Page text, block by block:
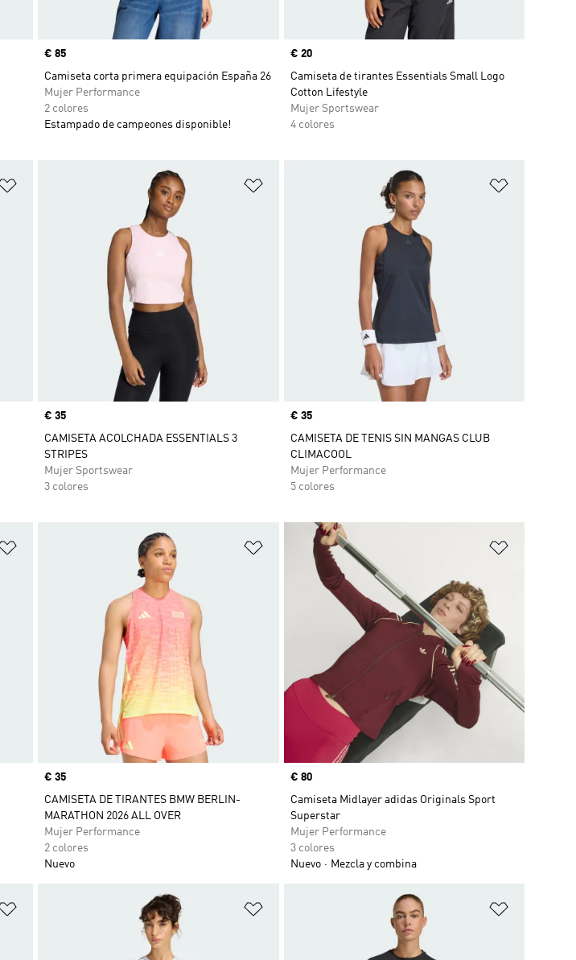
Precio
€ 85
Camiseta corta primera equipación España 26
Mujer Performance
2 colores
Estampado de campeones disponible!
Precio
€ 20
Camiseta de tirantes Essentials Small Logo
Cotton Lifestyle
Mujer Sportswear
4 colores
Añadir a la lista de deseos Añadir a la lista de deseos
Precio
€ 35
CAMISETA ACOLCHADA ESSENTIALS 3
STRIPES
Mujer Sportswear
3 colores
Precio
€ 35
CAMISETA DE TENIS SIN MANGAS CLUB
CLIMACOOL
Mujer Performance
5 colores
Añadir a la lista de deseos Añadir a la lista de deseos
Precio
€ 35
CAMISETA DE TIRANTES BMW BERLIN-
MARATHON 2026 ALL OVER
Mujer Performance
2 colores
Nuevo
Precio
€ 80
Camiseta Midlayer adidas Originals Sport
Superstar
Mujer Performance
3 colores
Nuevo
Mezcla y combina
Añadir a la lista de deseos Añadir a la lista de deseos